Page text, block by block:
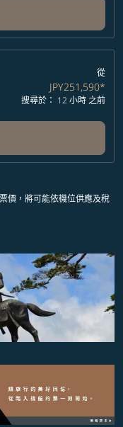
從
JPY251,590*
搜尋於： 12 小時 之前
價，將可能依機位供應及稅